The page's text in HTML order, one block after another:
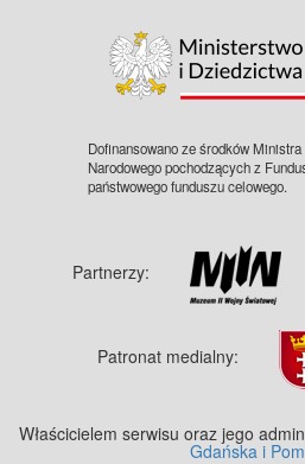
Dofinansowano ze środków
Narodowego pochodzących z
państwowego funduszu celowego.
Partnerzy:
Patronat medialny:
Właścicielem serwisu oraz jego
Gdańska i